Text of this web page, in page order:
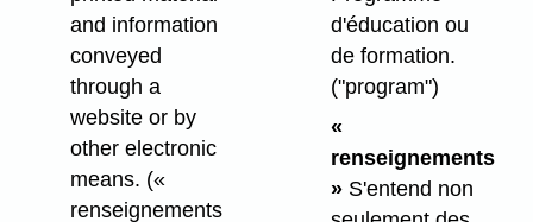
and information
conveyed
through a
website or by
other electronic
means. («
renseignements
d'éducation ou
de formation.
("program")
«
renseignements
»S'entend non